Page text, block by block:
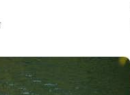
के अभाव में जीने के लिए